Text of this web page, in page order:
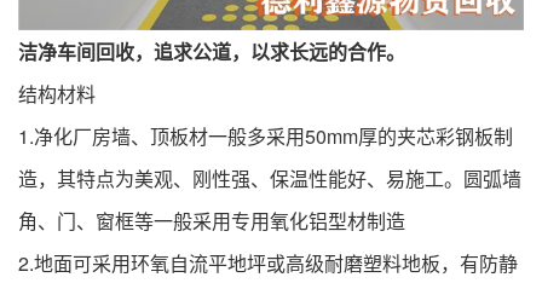
洁净车间回收，追求公道，以求长远的合作。
结构材料
1.净化厂房墙、顶板材一般多采用50mm厚的夹芯彩钢板制
造，其特点为美观、刚性强、保温性能好、易施工。圆弧墙
角、门、窗框等一般采用专用氧化铝型材制造
2.地面可采用环氧自流平地坪或高级耐磨塑料地板，有防静